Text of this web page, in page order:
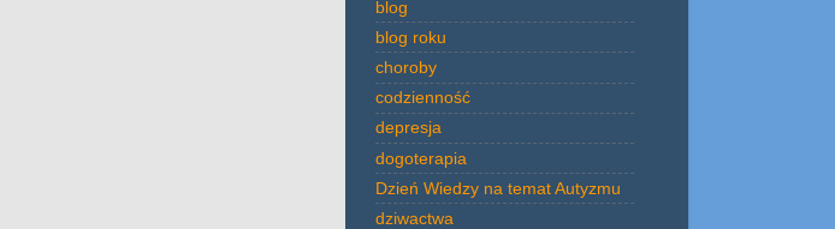
blog
blog roku
choroby
codzienność
depresja
dogoterapia
Dzień Wiedzy na temat Autyzmu
dziwactwa